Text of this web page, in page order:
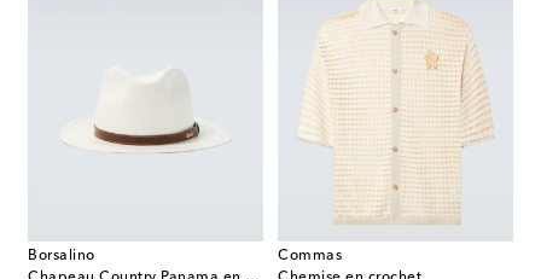
Borsalino
Commas